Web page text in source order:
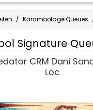
Karambolage Queues
Signature
CRM Dani
Loc